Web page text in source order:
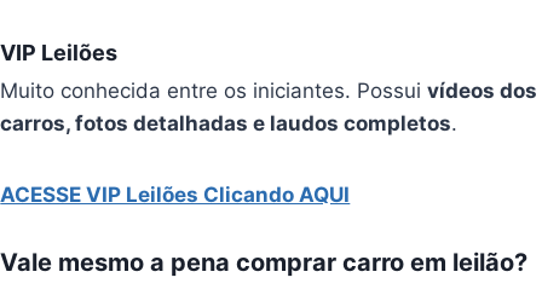
VIP Leilões
Muito conhecida entre os iniciantes. Possuivídeos dos
carros, fotos detalhadas e laudos completos.
ACESSE VIP Leilões Clicando AQUI
Vale mesmo a pena comprar carro em leilão?